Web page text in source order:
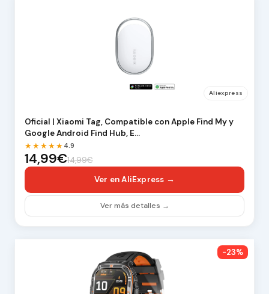
Aliexpress
Oficial | Xiaomi Tag, Compatible con Apple Find My y
Google Android Find Hub, E…
★★★★★ 4.9
14,99€14,99€
Ver en AliExpress →
Ver más detalles →
-23%